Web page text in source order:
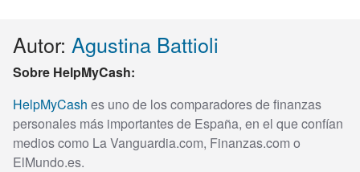
Autor: Agustina Battioli
Sobre HelpMyCash:
HelpMyCash es uno de los comparadores de finanzas
personales más importantes de España, en el que confían
medios como La Vanguardia.com, Finanzas.com o
ElMundo.es.